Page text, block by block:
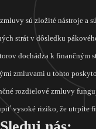
sú zložité nástroje a
strát v dôsledku
dochádza k finančným
zmluvami u tohto
rozdielové zmluvy
vysoké riziko, že utrpíte